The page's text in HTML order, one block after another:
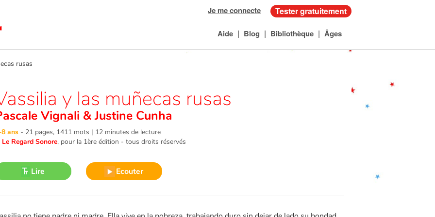
Je me connecte Tester gratuitement
Aide | Blog | Bibliothèque | Âges
rusas
y las muñecas rusas
Vignali &Justine Cunha
ans - 21 pages, 1411 mots | 12 minutes de lecture
Le Regard Sonore, pour la 1ère édition - tous droits réservés
Lire Ecouter